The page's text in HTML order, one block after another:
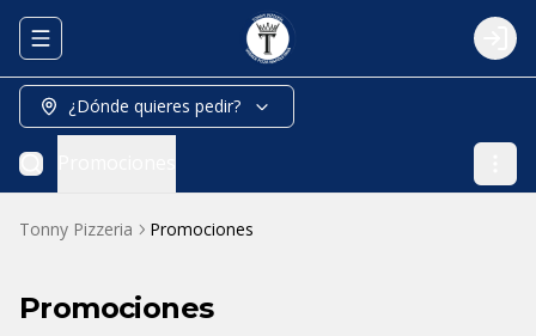
Abrir menu de navegación Login
¿Dónde quieres pedir?
Tonny Pizzeria Promociones
Promociones